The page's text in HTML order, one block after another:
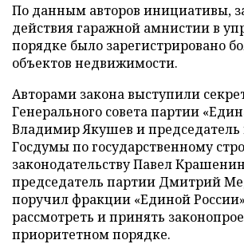
По данным авторов инициативы,
действия гаражной амнистии в
порядке было зарегистрировано
объектов недвижимости.
Авторами закона выступили
Генерального совета партии
Владимир Якушев и председатель
Госдумы по государственному
законодательству Павел
председатель партии Дмитрий
поручил фракции «Единой
рассмотреть и принять
приоритетном порядке.